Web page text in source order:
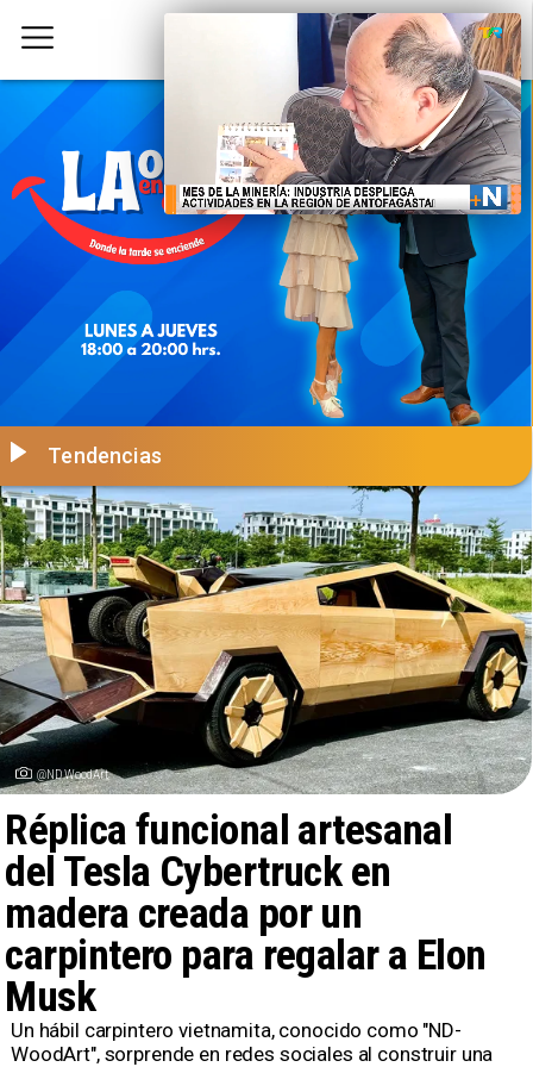
@NDWoodArt
Réplica funcional artesanal
del Tesla Cybertruck en
madera creada por un
carpintero para regalar a Elon
Musk
Tendencias
​Un hábil carpintero vietnamita, conocido como "ND-
WoodArt", sorprende en redes sociales al construir una